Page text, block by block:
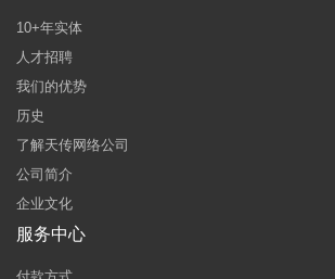
10+年实体
人才招聘
我们的优势
历史
了解天传网络公司
公司简介
企业文化
服务中心